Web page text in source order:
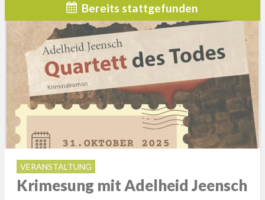
Bereits stattgefunden
VERANSTALTUNG
Krimesung mit Adelheid Jeensch